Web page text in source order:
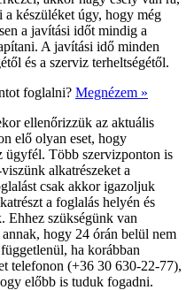
készüléket úgy, hogy még
a javítási időt mindig a
A javítási idő minden
és a szerviz terheltségétől.
foglalni? Megnézem »
ellenőrizzük az aktuális
elő olyan eset, hogy
ügyfél. Több szervizponton is
alkatrészeket a
csak akkor igazoljuk
a foglalás helyén és
Ehhez szükségünk van
hogy 24 órán belül nem
ha korábban
telefonon (+36 30 630-22-77),
előbb is tuduk fogadni.